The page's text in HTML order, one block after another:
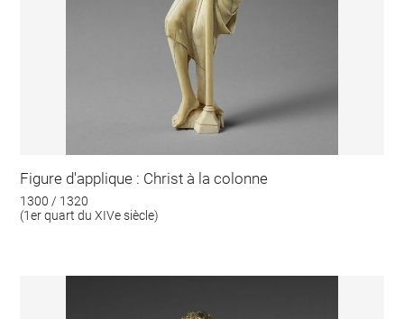
Figure d'applique : Christ à la colonne
1300 / 1320
(1er quart du XIVe siècle)